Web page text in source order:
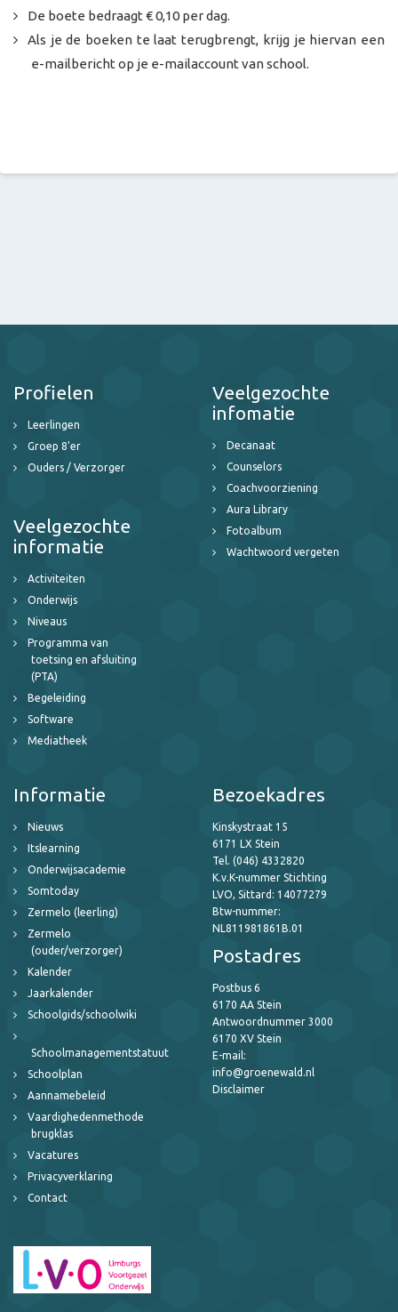
De boete bedraagt € 0,10 per dag.
Als je de boeken te laat terugbrengt, krijg je hiervan een
e-mailbericht op je e-mailaccount van school.
Profielen
Leerlingen
Groep 8'er
Ouders / Verzorger
Veelgezochte
informatie
Activiteiten
Onderwijs
Niveaus
Programma van
toetsing en afsluiting
(PTA)
Begeleiding
Software
Mediatheek
Veelgezochte
infomatie
Decanaat
Counselors
Coachvoorziening
Aura Library
Fotoalbum
Wachtwoord vergeten
Informatie
Nieuws
Itslearning
Onderwijsacademie
Somtoday
Zermelo (leerling)
Zermelo
(ouder/verzorger)
Kalender
Jaarkalender
Schoolgids/schoolwiki
Schoolmanagementstatuut
Schoolplan
Aannamebeleid
Vaardighedenmethode
brugklas
Vacatures
Privacyverklaring
Contact
Bezoekadres
Kinskystraat 15
6171 LX Stein
Tel. (046) 4332820
K.v.K-nummer Stichting
LVO, Sittard: 14077279
Btw-nummer:
NL811981861B.01
Postadres
Postbus 6
6170 AA Stein
Antwoordnummer 3000
6170 XV Stein
E-mail:
info@groenewald.nl
Disclaimer